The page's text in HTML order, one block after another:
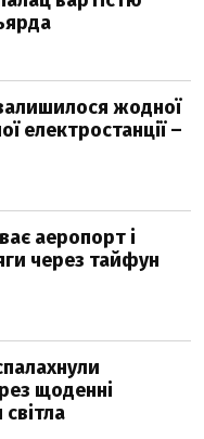
жодної
електростанції –
аеропорт і
через тайфун
щоденні